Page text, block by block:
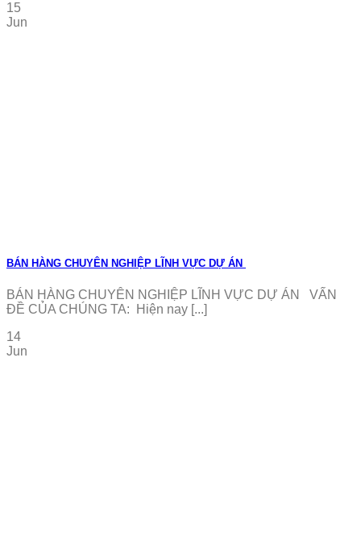
15
Jun
BÁN HÀNG CHUYÊN NGHIỆP LĨNH VỰC DỰ ÁN
BÁN HÀNG CHUYÊN NGHIỆP LĨNH VỰC DỰ ÁN VẤN
ĐỀ CỦA CHÚNG TA: Hiện nay [...]
14
Jun